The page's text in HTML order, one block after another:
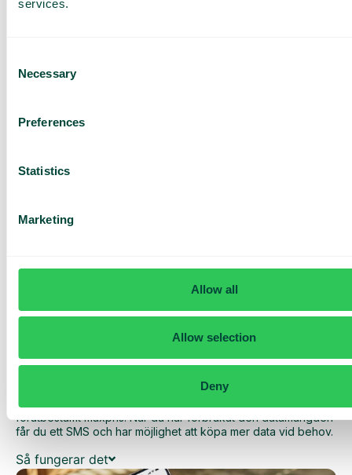
services.
Selection
Necessary
Preferences
Statistics
Marketing
Allow all
Allow selection
Deny
Med Daily Cost Control kan du som kund hålla bättre koll på
Den dagliga begränsningen har en viss mängd data till ett
förutbestämt maxpris. När du har förbrukat den datamängden
får du ett SMS och har möjlighet att köpa mer data vid behov.
Så fungerar det